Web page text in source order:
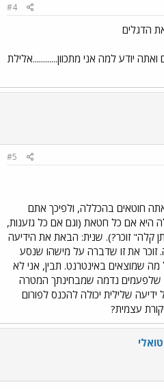
#4
הדגלים
יודע למה אני מתכוון............אלילת
#5
חוטאים בהכללה, ולפיכך אתם
היא אם כל חטאת (וגם אם כל גזענות,
קלה" זוכר?). שנית: הבאת את הידיעה
זוכר את זו שדברה על מישהו שנסע
מה שמוצאים באינטרנט. תבין, אני לא
נדמה שמבחינתך המטרה
שלילית יכולה להכנס לפורום
עצמית?